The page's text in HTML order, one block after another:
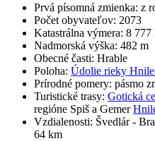
Prvá písomná zmienka: z
Počet obyvateľov: 2073
Katastrálna výmera: 8 777
Nadmorská výška: 482 m
Obecné časti: Hrable
Poloha: Údolie rieky
Prírodné pomery: pásmo
Turistické trasy: Gotická
regióne Spiš a Gemer
Vzdialenosti: Švedlár -
64 km